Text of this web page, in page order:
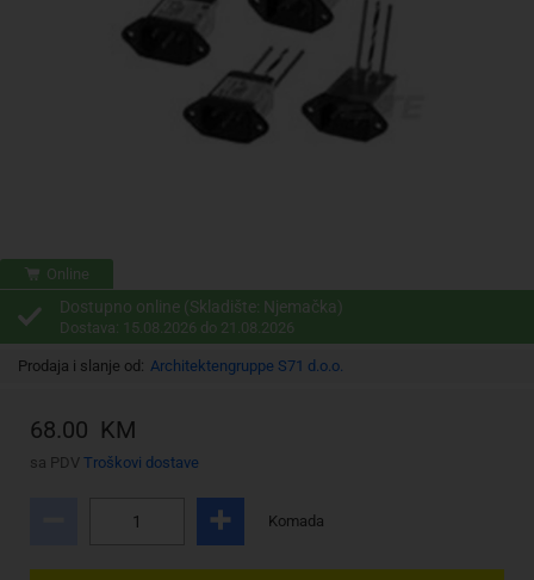
Online
Dostupno online (Skladište: Njemačka)
Dostava: 15.08.2026 do 21.08.2026
Prodaja i slanje od: Architektengruppe S71 d.o.o.
68.00 KM
sa PDV Troškovi dostave
Komada